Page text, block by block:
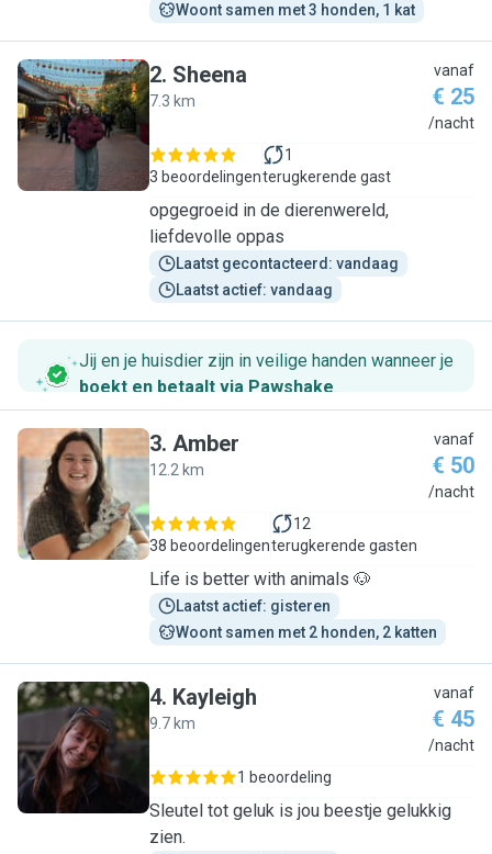
Woont samen met 3 honden, 1 kat
S
2. Sheena
7.3 km
vanaf
€ 25
/nacht
3 beoordelingen
1
terugkerende gast
opgegroeid in de dierenwereld,
liefdevolle oppas
Laatst gecontacteerd: vandaag
Laatst actief: vandaag
Jij en je huisdier zijn in veilige handen wanneer je
boekt en betaalt via Pawshake.
A
3. Amber
12.2 km
vanaf
€ 50
/nacht
38 beoordelingen
12
terugkerende gasten
Life is better with animals 🐶
Laatst actief: gisteren
Woont samen met 2 honden, 2 katten
K
4. Kayleigh
9.7 km
vanaf
€ 45
/nacht
1 beoordeling
Sleutel tot geluk is jou beestje gelukkig
zien.